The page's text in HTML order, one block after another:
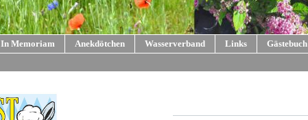
In Memoriam Anekdötchen Wasserverband Links
Gästebuch